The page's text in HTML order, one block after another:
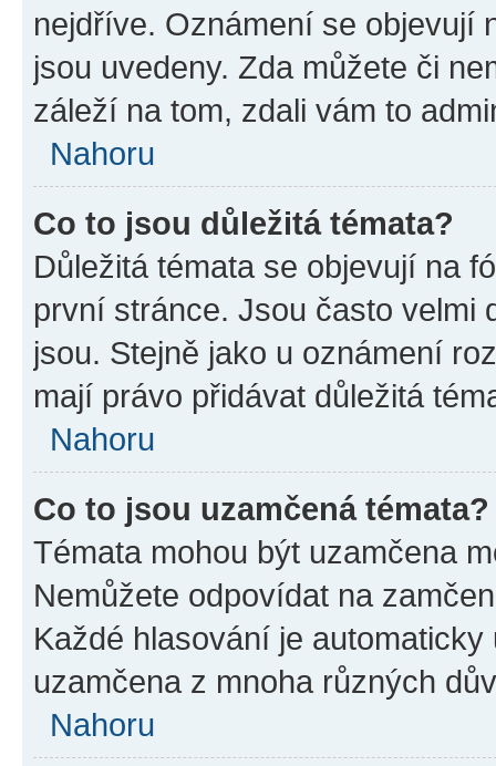
nejdříve. Oznámení se objevují
jsou uvedeny. Zda můžete či
záleží na tom, zdali vám to
Nahoru
Co to jsou důležitá témata?
Důležitá témata se objevují na
první stránce. Jsou často velmi
jsou. Stejně jako u oznámení
mají právo přidávat důležitá
Nahoru
Co to jsou uzamčená témata?
Témata mohou být uzamčena
Nemůžete odpovídat na
Každé hlasování je
uzamčena z mnoha různých
Nahoru